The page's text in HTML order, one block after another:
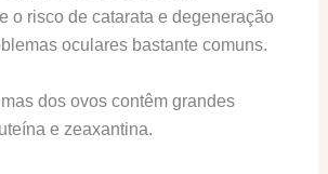
o risco de catarata e degeneração
oculares bastante comuns.
dos ovos contêm grandes
e zeaxantina.